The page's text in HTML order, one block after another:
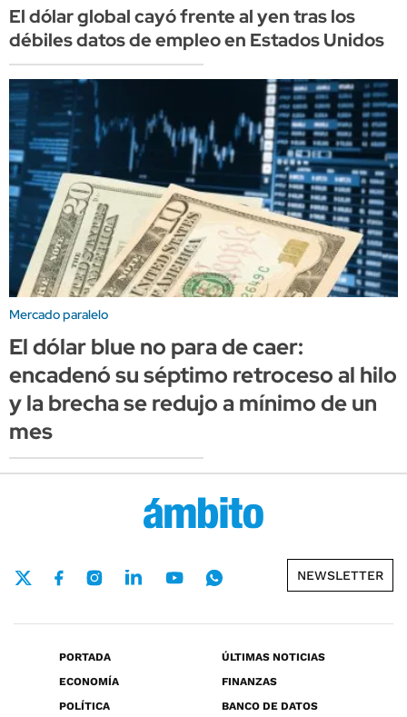
El dólar global cayó frente al yen tras los
débiles datos de empleo en Estados Unidos
Mercado paralelo
El dólar blue no para de caer:
encadenó su séptimo retroceso al hilo
y la brecha se redujo a mínimo de un
mes
NEWSLETTER
PORTADA
ÚLTIMAS NOTICIAS
ECONOMÍA
FINANZAS
POLÍTICA
BANCO DE DATOS